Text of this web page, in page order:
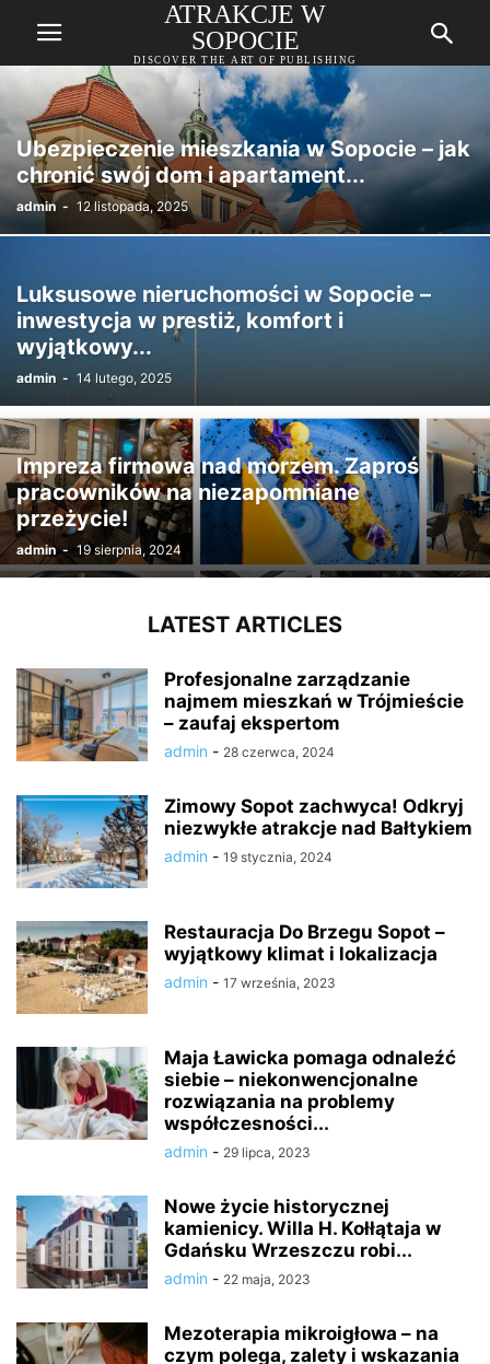
ATRAKCJE W
SOPOCIE
DISCOVER THE ART OF PUBLISHING
Ubezpieczenie mieszkania w Sopocie – jak
chronić swój dom i apartament...
admin - 12 listopada, 2025
Luksusowe nieruchomości w Sopocie –
inwestycja w prestiż, komfort i
wyjątkowy...
admin - 14 lutego, 2025
Impreza firmowa nad morzem. Zaproś
pracowników na niezapomniane
przeżycie!
admin - 19 sierpnia, 2024
LATEST ARTICLES
Profesjonalne zarządzanie
najmem mieszkań w Trójmieście
– zaufaj ekspertom
admin - 28 czerwca, 2024
Zimowy Sopot zachwyca! Odkryj
niezwykłe atrakcje nad Bałtykiem
admin - 19 stycznia, 2024
Restauracja Do Brzegu Sopot –
wyjątkowy klimat i lokalizacja
admin - 17 września, 2023
Maja Ławicka pomaga odnaleźć
siebie – niekonwencjonalne
rozwiązania na problemy
współczesności...
admin - 29 lipca, 2023
Nowe życie historycznej
kamienicy. Willa H. Kołłątaja w
Gdańsku Wrzeszczu robi...
admin - 22 maja, 2023
Mezoterapia mikroigłowa – na
czym polega, zalety i wskazania